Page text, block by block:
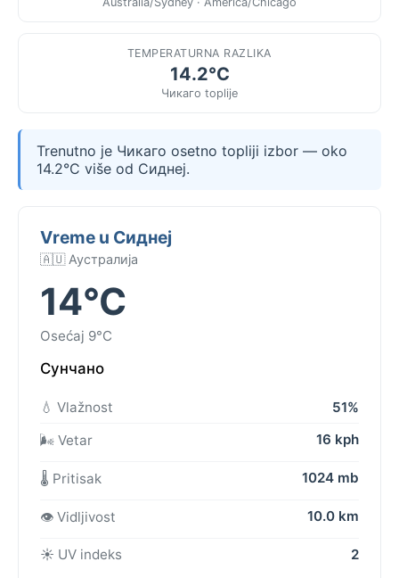
TEMPERATURNA RAZLIKA
14.2°C
Чикаго toplije
Trenutno je Чикаго osetno topliji izbor — oko
14.2°C više od Сиднеј.
Vreme u Сиднеј
🇦🇺 Аустралија
14°C
Osećaj 9°C
Сунчано
💧 Vlažnost
51%
🌬️ Vetar
16 kph
🌡️ Pritisak 1024 mb
👁️ Vidljivost 10.0 km
☀️ UV indeks 2